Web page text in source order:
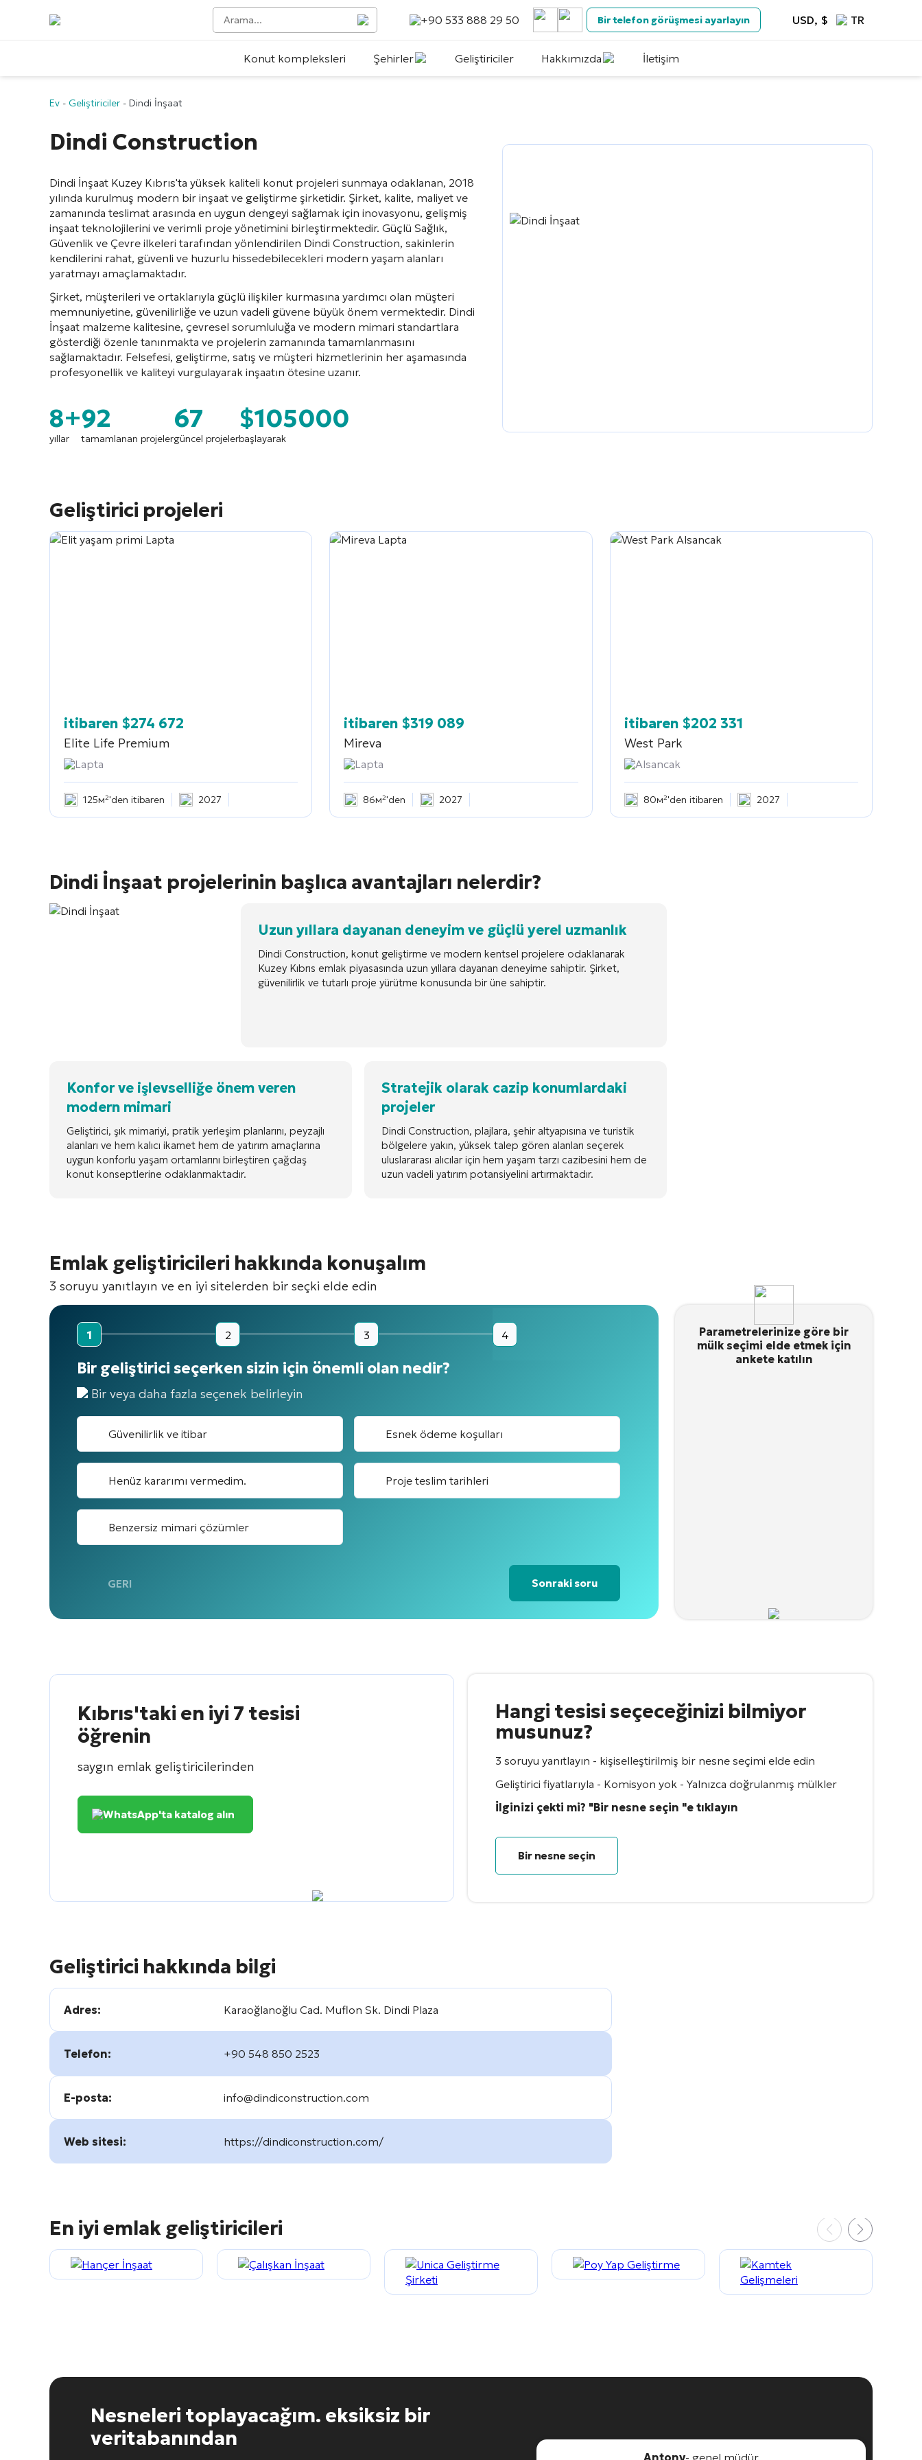
+90 533 888 29 50 Bir telefon görüşmesi ayarlayın USD, $ TR
Konut kompleksleri Şehirler Geliştiriciler Hakkımızda İletişim
Ev - Geliştiriciler - Dindi İnşaat
Dindi Construction
Dindi İnşaat Kuzey Kıbrıs'ta yüksek kaliteli konut projeleri sunmaya odaklanan, 2018
yılında kurulmuş modern bir inşaat ve geliştirme şirketidir. Şirket, kalite, maliyet ve
zamanında teslimat arasında en uygun dengeyi sağlamak için inovasyonu, gelişmiş
inşaat teknolojilerini ve verimli proje yönetimini birleştirmektedir. Güçlü Sağlık,
Güvenlik ve Çevre ilkeleri tarafından yönlendirilen Dindi Construction, sakinlerin
kendilerini rahat, güvenli ve huzurlu hissedebilecekleri modern yaşam alanları
yaratmayı amaçlamaktadır.
Şirket, müşterileri ve ortaklarıyla güçlü ilişkiler kurmasına yardımcı olan müşteri
memnuniyetine, güvenilirliğe ve uzun vadeli güvene büyük önem vermektedir. Dindi
İnşaat malzeme kalitesine, çevresel sorumluluğa ve modern mimari standartlara
gösterdiği özenle tanınmakta ve projelerin zamanında tamamlanmasını
sağlamaktadır. Felsefesi, geliştirme, satış ve müşteri hizmetlerinin her aşamasında
profesyonellik ve kaliteyi vurgulayarak inşaatın ötesine uzanır.
8+
yıllar
92
tamamlanan projeler
67
güncel projeler
$105000
başlayarak
Geliştirici projeleri
itibaren $274 672
Elite Life Premium
Lapta
125м²'den itibaren 2027
itibaren $319 089
Mireva
Lapta
86м²'den 2027
itibaren $202 331
West Park
Alsancak
80м²'den itibaren 2027
Dindi İnşaat projelerinin başlıca avantajları nelerdir?
Uzun yıllara dayanan deneyim ve güçlü yerel uzmanlık
Dindi Construction, konut geliştirme ve modern kentsel projelere odaklanarak
Kuzey Kıbrıs emlak piyasasında uzun yıllara dayanan deneyime sahiptir. Şirket,
güvenilirlik ve tutarlı proje yürütme konusunda bir üne sahiptir.
Konfor ve işlevselliğe önem veren
modern mimari
Geliştirici, şık mimariyi, pratik yerleşim planlarını, peyzajlı
alanları ve hem kalıcı ikamet hem de yatırım amaçlarına
uygun konforlu yaşam ortamlarını birleştiren çağdaş
konut konseptlerine odaklanmaktadır.
Stratejik olarak cazip konumlardaki
projeler
Dindi Construction, plajlara, şehir altyapısına ve turistik
bölgelere yakın, yüksek talep gören alanları seçerek
uluslararası alıcılar için hem yaşam tarzı cazibesini hem de
uzun vadeli yatırım potansiyelini artırmaktadır.
Emlak geliştiricileri hakkında konuşalım
3 soruyu yanıtlayın ve en iyi sitelerden bir seçki elde edin
1 2 3 4
Bir geliştirici seçerken sizin için önemli olan nedir?
Bir veya daha fazla seçenek belirleyin
Güvenilirlik ve itibar Esnek ödeme koşulları
Henüz kararımı vermedim. Proje teslim tarihleri
Benzersiz mimari çözümler
GERI Sonraki soru
Parametrelerinize göre bir
mülk seçimi elde etmek için
ankete katılın
Kıbrıs'taki en iyi 7 tesisi
öğrenin
saygın emlak geliştiricilerinden
WhatsApp'ta katalog alın
Hangi tesisi seçeceğinizi bilmiyor
musunuz?
3 soruyu yanıtlayın - kişiselleştirilmiş bir nesne seçimi elde edin
Geliştirici fiyatlarıyla - Komisyon yok - Yalnızca doğrulanmış mülkler
İlginizi çekti mi? "Bir nesne seçin "e tıklayın
Bir nesne seçin
Geliştirici hakkında bilgi
Adres: Karaoğlanoğlu Cad. Muflon Sk. Dindi Plaza
Telefon: +90 548 850 2523
E-posta: info@dindiconstruction.com
Web sitesi: https://dindiconstruction.com/
En iyi emlak geliştiricileri
Nesneleri toplayacağım. eksiksiz bir
veritabanından